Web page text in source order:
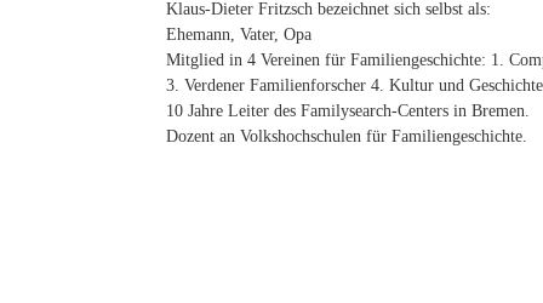
Klaus-Dieter Fritzsch bezeichnet sich selbst als:
Ehemann, Vater, Opa
Mitglied in 4 Vereinen für Familiengeschichte: 1.
3. Verdener Familienforscher 4. Kultur und
10 Jahre Leiter des Familysearch-Centers in Bremen.
Dozent an Volkshochschulen für Familiengeschichte.